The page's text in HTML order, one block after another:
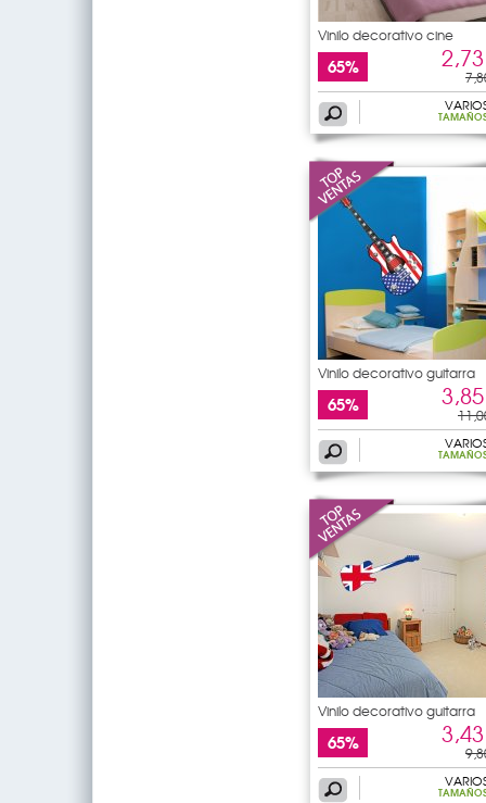
Vinilo decorativo cine
65%
Vinilo decorativo guitarra
65%
Vinilo decorativo guitarra
65%